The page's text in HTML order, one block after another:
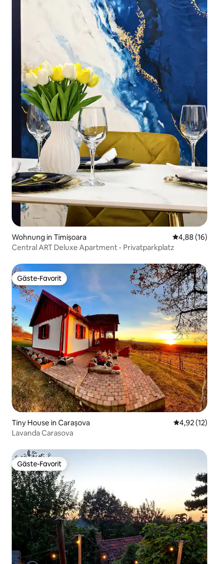
Wohnung in Timișoara
4,88 (16)
Central ART Deluxe Apartment - Privatparkplatz
Gäste-Favorit
Gäste-Favorit
Tiny House in Carașova
4,92 (12)
Lavanda Carasova
Gäste-Favorit
Gäste-Favorit